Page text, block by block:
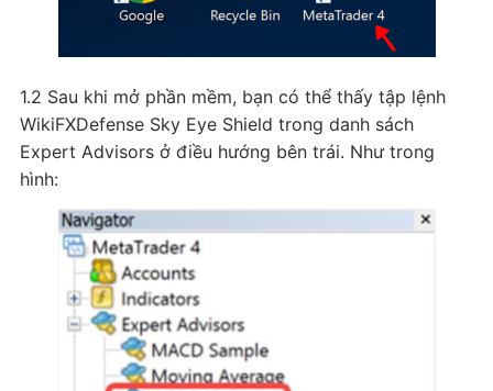
1.2 Sau khi mở phần mềm, bạn có thể thấy tập lệnh
WikiFXDefense Sky Eye Shield trong danh sách
Expert Advisors ở điều hướng bên trái. Như trong
hình: